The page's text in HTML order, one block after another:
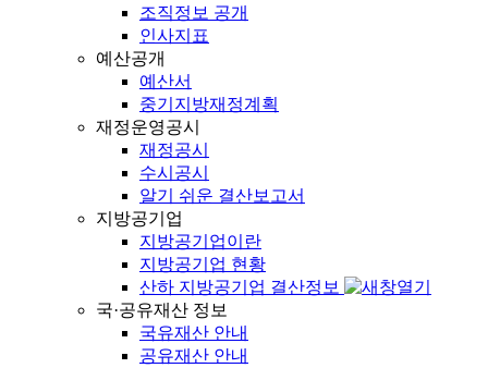
조직정보 공개
인사지표
예산공개
예산서
중기지방재정계획
재정운영공시
재정공시
수시공시
알기 쉬운 결산보고서
지방공기업
지방공기업이란
지방공기업 현황
산하 지방공기업 결산정보
국·공유재산 정보
국유재산 안내
공유재산 안내